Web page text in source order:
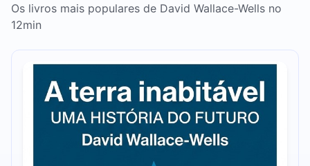
Os livros mais populares de David Wallace-Wells no
12min